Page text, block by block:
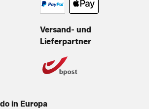
Versand- und
Lieferpartner
in Europa